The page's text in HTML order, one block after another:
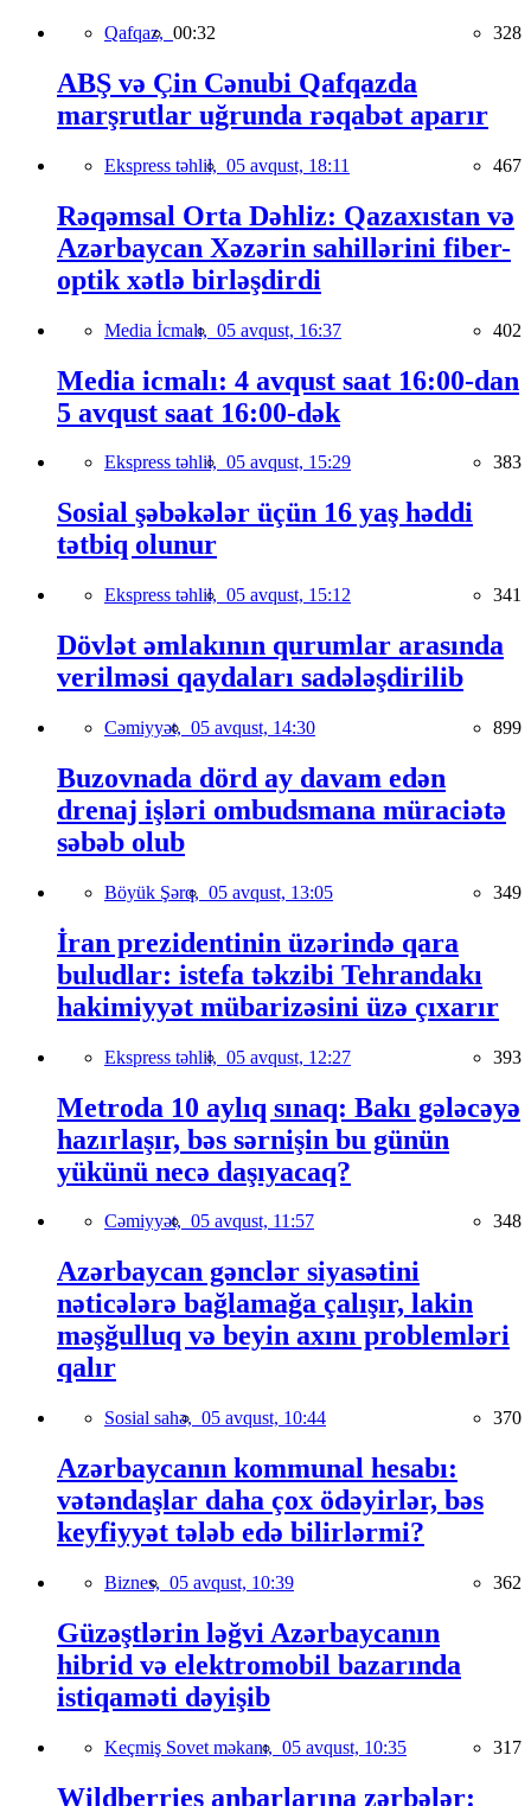
Qafqaz, 00:32 328
ABŞ və Çin Cənubi Qafqazda
marşrutlar uğrunda rəqabət aparır
Ekspress təhlil, 05 avqust, 18:11 467
Rəqəmsal Orta Dəhliz: Qazaxıstan və
Azərbaycan Xəzərin sahillərini fiber-
optik xətlə birləşdirdi
Media İcmalı, 05 avqust, 16:37 402
Media icmalı: 4 avqust saat 16:00-dan
5 avqust saat 16:00-dək
Ekspress təhlil, 05 avqust, 15:29 383
Sosial şəbəkələr üçün 16 yaş həddi
tətbiq olunur
Ekspress təhlil, 05 avqust, 15:12 341
Dövlət əmlakının qurumlar arasında
verilməsi qaydaları sadələşdirilib
Cəmiyyət, 05 avqust, 14:30 899
Buzovnada dörd ay davam edən
drenaj işləri ombudsmana müraciətə
səbəb olub
Böyük Şərq, 05 avqust, 13:05 349
İran prezidentinin üzərində qara
buludlar: istefa təkzibi Tehrandakı
hakimiyyət mübarizəsini üzə çıxarır
Ekspress təhlil, 05 avqust, 12:27 393
Metroda 10 aylıq sınaq: Bakı gələcəyə
hazırlaşır, bəs sərnişin bu günün
yükünü necə daşıyacaq?
Cəmiyyət, 05 avqust, 11:57 348
Azərbaycan gənclər siyasətini
nəticələrə bağlamağa çalışır, lakin
məşğulluq və beyin axını problemləri
qalır
Sosial sahə, 05 avqust, 10:44 370
Azərbaycanın kommunal hesabı:
vətəndaşlar daha çox ödəyirlər, bəs
keyfiyyət tələb edə bilirlərmi?
Biznes, 05 avqust, 10:39 362
Güzəştlərin ləğvi Azərbaycanın
hibrid və elektromobil bazarında
istiqaməti dəyişib
Keçmiş Sovet məkanı, 05 avqust, 10:35 317
Wildberries anbarlarına zərbələr: